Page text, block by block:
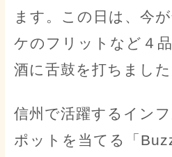
ます。この日は、今
ケのフリットなど４
酒に舌鼓を打ちました
信州で活躍するイン
ポットを当てる「